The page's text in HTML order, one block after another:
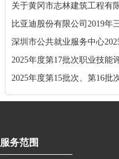
关于黄冈市志林建筑工程有
比亚迪股份有限公司2019年
深圳市公共就业服务中心
2025年度第17批次职业技能
2025年度第15批次、第16批
服务范围